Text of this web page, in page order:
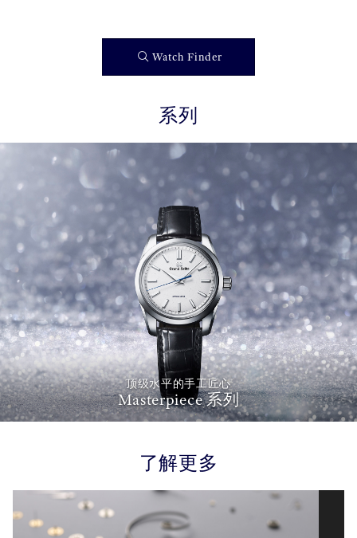
Watch Finder
系列
顶级水平的手工匠心
Masterpiece 系列
了解更多